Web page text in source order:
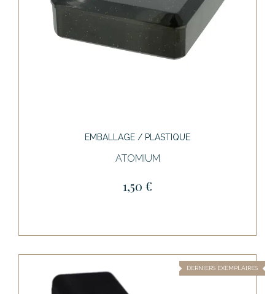
EMBALLAGE / PLASTIQUE
ATOMIUM
1,50 €
DERNIERS EXEMPLAIRES